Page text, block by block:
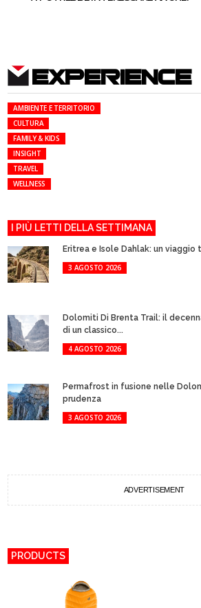
EXPERIENCE
AMBIENTE E TERRITORIO
CULTURA
FAMILY & KIDS
INSIGHT
TRAVEL
WELLNESS
I PIÙ LETTI DELLA SETTIMANA
Eritrea e Isole Dahlak: un viaggio
3 AGOSTO 2026
Dolomiti Di Brenta Trail: il
di un classico...
4 AGOSTO 2026
Permafrost in fusione nelle
prudenza
3 AGOSTO 2026
ADVERTISEMENT
PRODUCTS